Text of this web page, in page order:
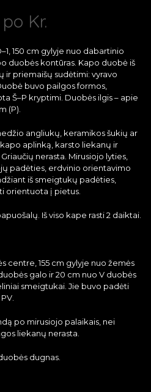
Kr.
150 cm gylyje nuo dabartinio
duobės kontūras. Kapo duobė iš
ir priemaišų sudėtimi: vyravo
buvo pailgos formos,
Š–P kryptimi. Duobės ilgis – apie
(P).
angliukų, keramikos šukių ar
aplinką, karsto liekanų ir
nerasta. Mirusiojo lyties,
padėties, erdvinio orientavimo
iš smeigtukų padėties,
orientuota į pietus.
Iš viso kape rasti 2 daiktai.
centre, 155 cm gylyje nuo žemės
galo ir 20 cm nuo V duobės
smeigtukai. Jie buvo padėti
po mirusiojo palaikais, nei
liekanų nerasta.
dugnas.